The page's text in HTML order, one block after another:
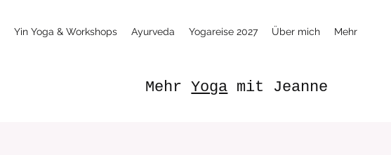
Yin Yoga & Workshops Ayurveda Yogareise 2027 Über mich Mehr
MehrYoga mit Jeanne